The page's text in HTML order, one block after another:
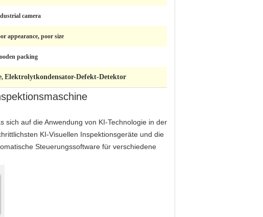
camera
appearance, poor size
packing
, Elektrolytkondensator-Defekt-Detektor
sich auf die Anwendung von KI-Technologie in der
KI-Visuellen Inspektionsgeräte und die
Steuerungssoftware für verschiedene